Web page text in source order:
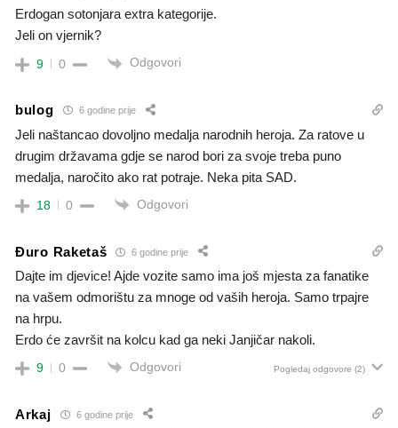
Erdogan sotonjara extra kategorije.
Jeli on vjernik?
9 0 Odgovori
bulog 6 godine prije
Jeli naštancao dovoljno medalja narodnih heroja. Za ratove u
drugim državama gdje se narod bori za svoje treba puno
medalja, naročito ako rat potraje. Neka pita SAD.
18 0 Odgovori
Đuro Raketaš 6 godine prije
Dajte im djevice! Ajde vozite samo ima još mjesta za fanatike
na vašem odmorištu za mnoge od vaših heroja. Samo trpajre
na hrpu.
Erdo će završit na kolcu kad ga neki Janjičar nakoli.
9 0 Odgovori Pogledaj odgovore (2)
Arkaj 6 godine prije